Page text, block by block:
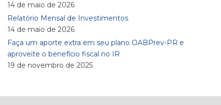
14 de maio de 2026
Relatório Mensal de Investimentos
14 de maio de 2026
Faça um aporte extra em seu plano OABPrev-PR e
aproveite o benefício fiscal no IR
19 de novembro de 2025